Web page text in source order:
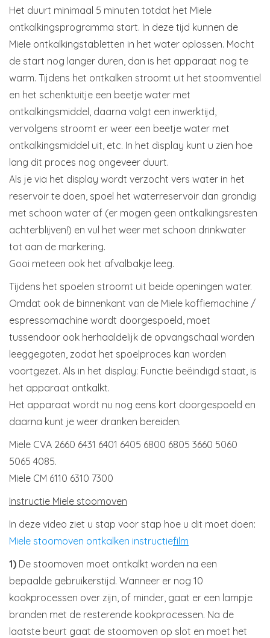
Het duurt minimaal 5 minuten totdat het Miele
ontkalkingsprogramma start. In deze tijd kunnen de
Miele ontkalkingstabletten in het water oplossen. Mocht
de start nog langer duren, dan is het apparaat nog te
warm. Tijdens het ontkalken stroomt uit het stoomventiel
en het schenktuitje een beetje water met
ontkalkingsmiddel, daarna volgt een inwerktijd,
vervolgens stroomt er weer een beetje water met
ontkalkingsmiddel uit, etc. In het display kunt u zien hoe
lang dit proces nog ongeveer duurt.
Als je via het display wordt verzocht vers water in het
reservoir te doen, spoel het waterreservoir dan grondig
met schoon water af (er mogen geen ontkalkingsresten
achterblijven!) en vul het weer met schoon drinkwater
tot aan de markering.
Gooi meteen ook het afvalbakje leeg.
Tijdens het spoelen stroomt uit beide openingen water.
Omdat ook de binnenkant van de Miele koffiemachine /
espressomachine wordt doorgespoeld, moet
tussendoor ook herhaaldelijk de opvangschaal worden
leeggegoten, zodat het spoelproces kan worden
voortgezet. Als in het display: Functie beëindigd staat, is
het apparaat ontkalkt.
Het apparaat wordt nu nog eens kort doorgespoeld en
daarna kunt je weer dranken bereiden.
Miele CVA 2660 6431 6401 6405 6800 6805 3660 5060
5065 4085.
Miele CM 6110 6310 7300
Instructie Miele stoomoven
In deze video ziet u stap voor stap hoe u dit moet doen:
Miele stoomoven ontkalken instructiefilm
1) De stoomoven moet ontkalkt worden na een
bepaalde gebruikerstijd. Wanneer er nog 10
kookprocessen over zijn, of minder, gaat er een lampje
branden met de resterende kookprocessen. Na de
laatste beurt gaat de stoomoven op slot en moet het